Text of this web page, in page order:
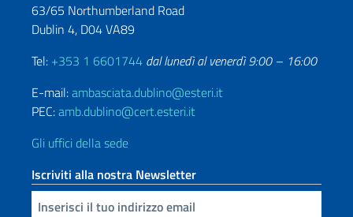
63/65 Northumberland Road
Dublin 4, D04 VA89
Tel: +353 1 6601744 dal lunedì al venerdì 9:00 – 16:00
E-mail:ambasciata.dublino@esteri.it
PEC:amb.dublino@cert.esteri.it
Gli uffici della sede
Iscriviti alla nostra Newsletter
Inserisci la tua email